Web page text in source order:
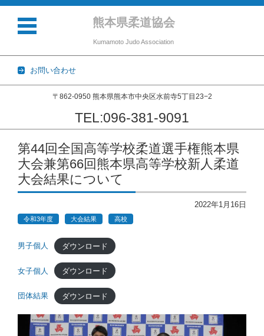
熊本県柔道協会
Kumamoto Judo Association
お問い合わせ
〒862-0950 熊本県熊本市中央区水前寺5丁目23−2
TEL:096-381-9091
コンテンツに移動
第44回全国高等学校柔道選手権熊本県
大会兼第66回熊本県高等学校新人柔道
大会結果について
2022年1月16日
令和3年度 大会結果 高校
男子個人 ダウンロード
女子個人 ダウンロード
団体結果 ダウンロード